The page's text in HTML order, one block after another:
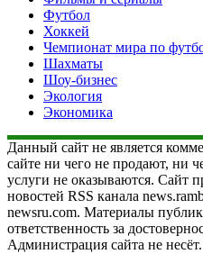
Футбол
Хоккей
Чемпионат мира по
Шахматы
Шоу-бизнес
Экология
Экономика
Данный сайт не является
сайте ни чего не продают, ни
услуги не оказываются. Сайт
новостей RSS канала
newsru.com. Материалы
ответственность за
Администрация сайта не несёт.